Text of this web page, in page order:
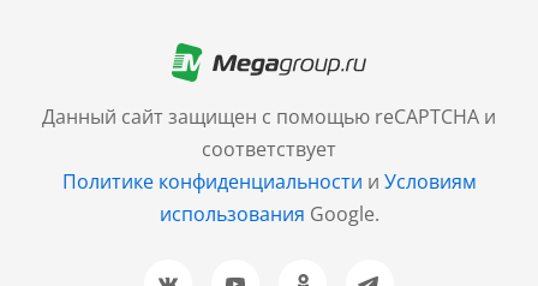
Данный сайт защищен с помощью reCAPTCHA и
соответствует
Политике конфиденциальности и Условиям
использования Google.
+7 (499) 705-30-10
Санкт-Петербург
+7 (812) 600-77-33
Барнаул
+7 (961) 999-93-93